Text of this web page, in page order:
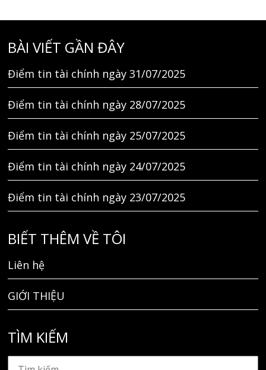
BÀI VIẾT GẦN ĐÂY
Điểm tin tài chính ngày 31/07/2025
Điểm tin tài chính ngày 28/07/2025
Điểm tin tài chính ngày 25/07/2025
Điểm tin tài chính ngày 24/07/2025
Điểm tin tài chính ngày 23/07/2025
BIẾT THÊM VỀ TÔI
Liên hệ
GIỚI THIỆU
TÌM KIẾM